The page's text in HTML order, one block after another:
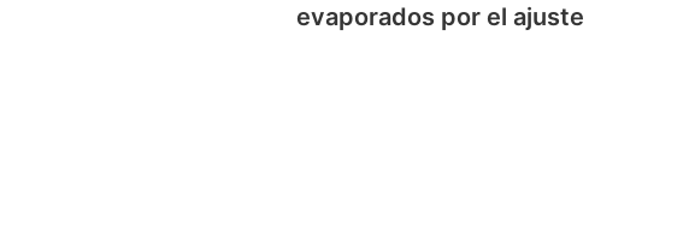
evaporados por el ajuste